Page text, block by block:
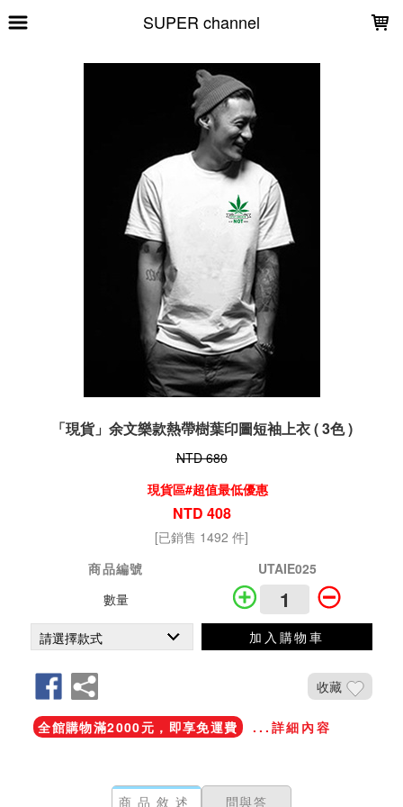
SUPER channel
「現貨」余文樂款熱帶樹葉印圖短袖上衣 ( 3色 )
NTD 680
現貨區#超值最低優惠
NTD 408
[已銷售 1492 件]
商品編號
UTAIE025
數量
加入購物車
收藏
全館購物滿2000元，即享免運費 ...詳細內容
商品敘述 問與答